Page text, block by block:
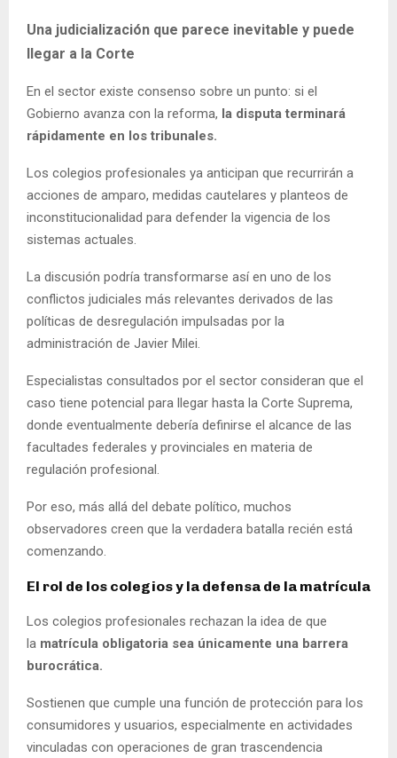
Una judicialización que parece inevitable y puede
llegar a la Corte
En el sector existe consenso sobre un punto: si el
Gobierno avanza con la reforma, la disputa terminará
rápidamente en los tribunales.
Los colegios profesionales ya anticipan que recurrirán a
acciones de amparo, medidas cautelares y planteos de
inconstitucionalidad para defender la vigencia de los
sistemas actuales.
La discusión podría transformarse así en uno de los
conflictos judiciales más relevantes derivados de las
políticas de desregulación impulsadas por la
administración de Javier Milei.
Especialistas consultados por el sector consideran que el
caso tiene potencial para llegar hasta la Corte Suprema,
donde eventualmente debería definirse el alcance de las
facultades federales y provinciales en materia de
regulación profesional.
Por eso, más allá del debate político, muchos
observadores creen que la verdadera batalla recién está
comenzando.
El rol de los colegios y la defensa de la matrícula
Los colegios profesionales rechazan la idea de que
la matrícula obligatoria sea únicamente una barrera
burocrática.
Sostienen que cumple una función de protección para los
consumidores y usuarios, especialmente en actividades
vinculadas con operaciones de gran trascendencia